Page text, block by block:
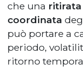
che una
coordinata
può portare a
periodo,
ritorno